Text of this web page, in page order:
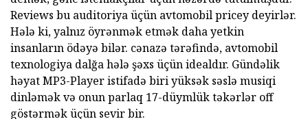
Reviews bu auditoriya üçün avtomobil pricey deyirlər.
Hələ ki, yalnız öyrənmək etmək daha yetkin
insanların ödəyə bilər. cənazə tərəfində, avtomobil
texnologiya dalğa hələ şəxs üçün idealdır. Gündəlik
həyat MP3-Player istifadə biri yüksək səslə musiqi
dinləmək və onun parlaq 17-düymlük təkərlər off
göstərmək üçün sevir bir.